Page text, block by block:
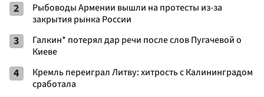
2
Рыбоводы Армении вышли на протесты из-за
закрытия рынка России
3
Галкин* потерял дар речи после слов Пугачевой о
Киеве
4
Кремль переиграл Литву: хитрость с Калининградом
сработала